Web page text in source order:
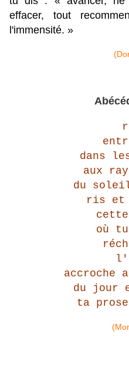
effacer, tout
l'immensité. »
dans
aux
du
ris et
où
accroche
du jour
ta